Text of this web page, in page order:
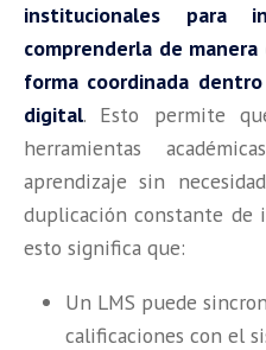
institucionales para
comprenderla de
forma coordinada
digital. Esto permite
herramientas
aprendizaje sin
duplicación constante de
esto significa que:
Un LMS puede
calificaciones con el